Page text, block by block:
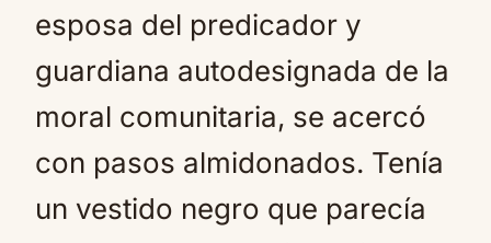
esposa del predicador y
guardiana autodesignada de la
moral comunitaria, se acercó
con pasos almidonados. Tenía
un vestido negro que parecía